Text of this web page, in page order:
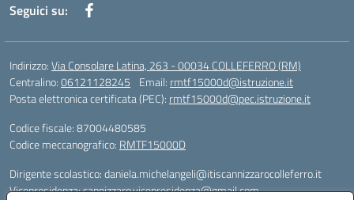
Seguici su:
Indirizzo:Via Consolare Latina, 263 - 00034 COLLEFERRO (RM)
Centralino:06121128245 Email: rmtf15000d@istruzione.it
Posta elettronica certificata (PEC): rmtf15000d@pec.istruzione.it
Codice fiscale: 87004480585
Codice meccanografico: RMTF15000D
Dirigente scolastico: daniela.michelangeli@itiscannizzarocolleferro.it
Vicepresidenza: cannizzaro.vicepresidenza@gmail.com